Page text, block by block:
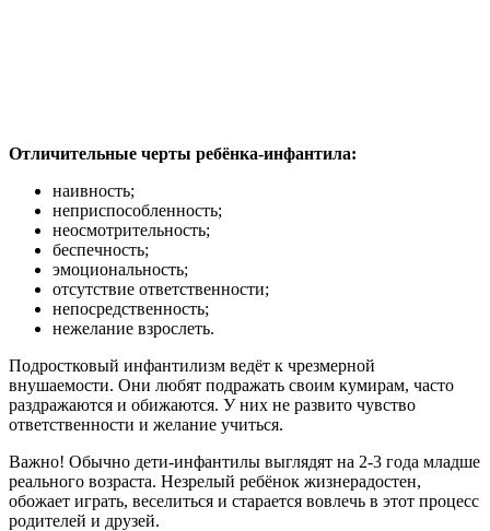
Отличительные черты ребёнка-инфантила:
наивность;
неприспособленность;
неосмотрительность;
беспечность;
эмоциональность;
отсутствие ответственности;
непосредственность;
нежелание взрослеть.
Подростковый инфантилизм ведёт к чрезмерной
внушаемости. Они любят подражать своим кумирам, часто
раздражаются и обижаются. У них не развито чувство
ответственности и желание учиться.
Важно! Обычно дети-инфантилы выглядят на 2-3 года младше
реального возраста. Незрелый ребёнок жизнерадостен,
обожает играть, веселиться и старается вовлечь в этот процесс
родителей и друзей.